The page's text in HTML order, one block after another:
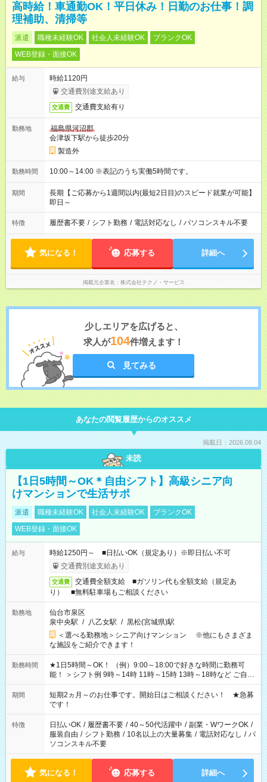
高時給！車通勤OK！平日休み！日勤のお仕事！調
理補助、清掃等
派遣 職種未経験OK 社会人未経験OK
ブランクOK
WEB登録・面接OK
給与
時給1120円
交通費別途支給あり
交通費 交通費支給有り
勤務地
福島県河沼郡
会津坂下駅から徒歩20分
製造外
勤務時間 10:00～14:00 ※表記のうち実働5時間です。
期間
長期【ご応募から1週間以内(最短2日目)のスピード就業が可能】
即日～
特徴 履歴書不要 / シフト勤務 / 電話対応なし / パソコンスキル不要
気になる！ 応募する 詳細へ
掲載元企業名 株式会社テクノ・サービス
少しエリアを広げると、
求人が104件増えます！
見てみる
あなたの閲覧履歴からのオススメ
掲載日：2026.08.04
未読
【1日5時間～OK＊自由シフト】高級シニア向
けマンションで生活サポ
派遣 職種未経験OK 社会人未経験OK
ブランクOK
WEB登録・面接OK
給与
時給1250円～ ■日払いOK（規定あり）※即日払い不可
交通費別途支給あり
交通費
交通費全額支給 ■ガソリン代も全額支給（規定あ
り） ■無料駐車場もご相談ください
勤務地
仙台市泉区
泉中央駅 / 八乙女駅 / 黒松(宮城県)駅
＜選べる勤務地＞シニア向けマンション ※他にもさまざま
な施設をご紹介できます！
勤務時間
★1日5時間～OK！ （例）9:00～18:00で好きな時間に勤務可
能！ ＞シフト例 9時～14時 11時～15時 13時～18時など ご自身
のご都合に合わせて勤務時間をご相談ください！ ★家庭の都合
でお休みや時間の調整が必要な場合も遠慮なくご相談くださ
い。
期間
短期2ヵ月～のお仕事です。開始日はご相談ください！ ★急募
です！
特徴 日払いOK / 履歴書不要 / 40～50代活躍中 / 副業・WワークOK /
服装自由 / シフト勤務 / 10名以上の大量募集 / 電話対応なし / パ
ソコンスキル不要
気になる！ 応募する 詳細へ